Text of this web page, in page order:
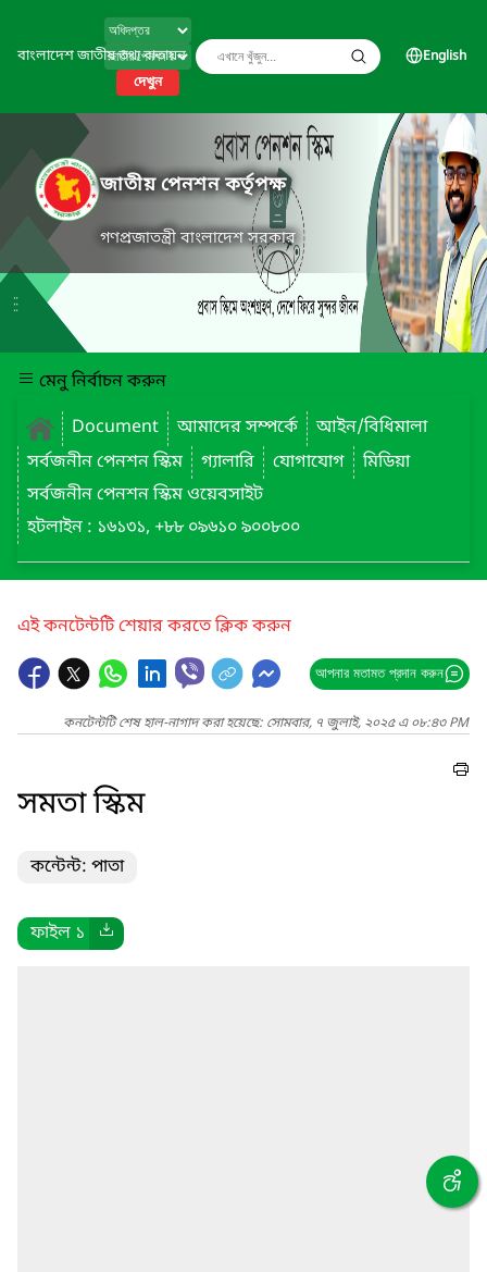
বাংলাদেশ জাতীয় তথ্য বাতায়ন
দেখুন
English
জাতীয় পেনশন কর্তৃপক্ষ
গণপ্রজাতন্ত্রী বাংলাদেশ সরকার
মেনু নির্বাচন করুন
Document
আমাদের সম্পর্কে
আইন/বিধিমালা
সর্বজনীন পেনশন স্কিম
গ্যালারি যোগাযোগ
মিডিয়া
সর্বজনীন পেনশন স্কিম ওয়েবসাইট
হটলাইন : ১৬১৩১, +৮৮ ০৯৬১০ ৯০০৮০০
এই কনটেন্টটি শেয়ার করতে ক্লিক করুন
আপনার মতামত প্রদান করুন
কনটেন্টটি শেষ হাল-নাগাদ করা হয়েছে: সোমবার, ৭ জুলাই, ২০২৫ এ ০৮:৪৩ PM
সমতা স্কিম
কন্টেন্ট: পাতা
ফাইল ১